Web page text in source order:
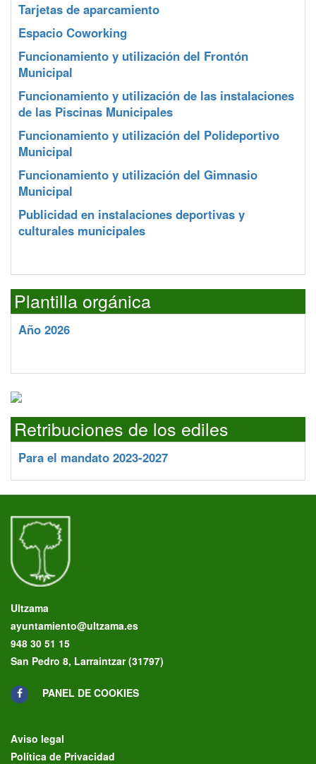
Tarjetas de aparcamiento
Espacio Coworking
Funcionamiento y utilización del Frontón
Municipal
Funcionamiento y utilización de las instalaciones
de las Piscinas Municipales
Funcionamiento y utilización del Polideportivo
Municipal
Funcionamiento y utilización del Gimnasio
Municipal
Publicidad en instalaciones deportivas y
culturales municipales
Plantilla orgánica
Año 2026
Retribuciones de los ediles
Para el mandato 2023-2027
Ultzama
ayuntamiento@ultzama.es
948 30 51 15
San Pedro 8, Larraintzar (31797)
PANEL DE COOKIES
Aviso legal
Política de Privacidad